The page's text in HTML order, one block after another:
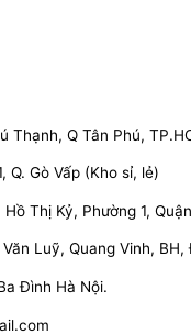
Thạnh, Q Tân Phú,
Q. Gò Vấp (Kho sỉ, lẻ)
Thị Kỷ, Phường 1,
Luỹ, Quang Vinh, BH,
Đình Hà Nội.